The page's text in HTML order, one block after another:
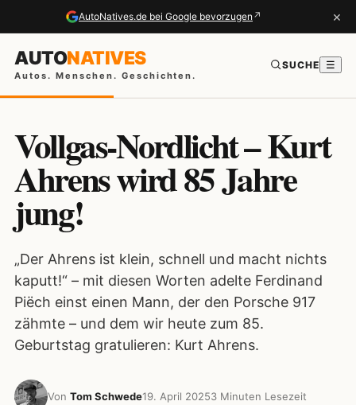
AutoNatives.de bei Google bevorzugen ↗ ×
AUTONATIVES
Autos. Menschen. Geschichten.
SUCHE ☰
Vollgas-Nordlicht – Kurt
Ahrens wird 85 Jahre
jung!
„Der Ahrens ist klein, schnell und macht nichts
kaputt!“ – mit diesen Worten adelte Ferdinand
Piëch einst einen Mann, der den Porsche 917
zähmte – und dem wir heute zum 85.
Geburtstag gratulieren: Kurt Ahrens.
Von Tom Schwede19. April 20253 Minuten Lesezeit